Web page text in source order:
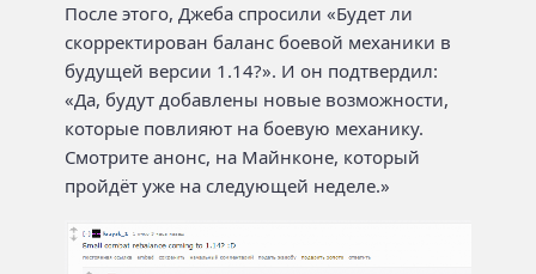
После этого, Джеба спросили «Будет ли
скорректирован баланс боевой механики в
будущей версии 1.14?». И он подтвердил:
«Да, будут добавлены новые возможности,
которые повлияют на боевую механику.
Смотрите анонс, на Майнконе, который
пройдёт уже на следующей неделе.»